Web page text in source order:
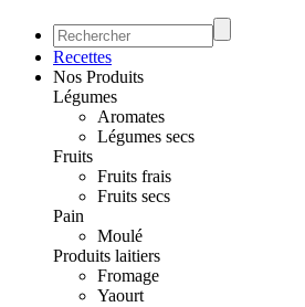
Recettes
Nos Produits
Légumes
Aromates
Légumes secs
Fruits
Fruits frais
Fruits secs
Pain
Moulé
Produits laitiers
Fromage
Yaourt